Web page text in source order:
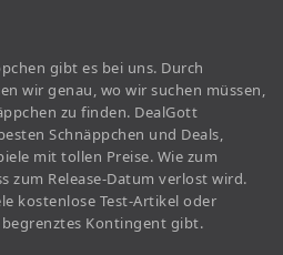
gibt es bei uns. Durch
wir genau, wo wir suchen müssen,
zu finden. DealGott
Schnäppchen und Deals,
mit tollen Preise. Wie zum
zum Release-Datum verlost wird.
kostenlose Test-Artikel oder
Kontingent gibt.